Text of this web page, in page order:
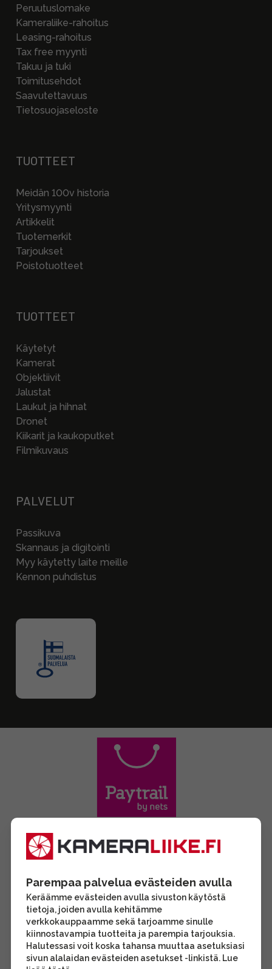
Peruutuslomake
Kameraliike-rahoitus
Leasing-rahoitus
Tax free myynti
Takuu ja tuki
Toimitusehdot
Saavutettavuus
Tietosuojaseloste
TUOTTEET
Meidän 100v historia
Yritysmyynti
Artikkelit
Tuotemerkit
Tarjoukset
Poistotuotteet
TUOTTEET
Käytetyt
Kamerat
Objektiivit
Jalustat
Laukut ja hihnat
Dronet
Kiikarit ja kaukoputket
Filmikuvaus
PALVELUT
Passikuva
Skannaus ja digitointi
Myy käytetty laite meille
Kennon puhdistus
Parempaa palvelua evästeiden avulla
Keräämme evästeiden avulla sivuston käytöstä
tietoja, joiden avulla kehitämme
verkkokauppaamme sekä tarjoamme sinulle
kiinnostavampia tuotteita ja parempia tarjouksia.
Halutessasi voit koska tahansa muuttaa asetuksiasi
sivun alalaidan evästeiden asetukset -linkistä. Lue